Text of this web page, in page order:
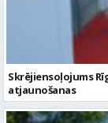
Skrējiensoļojums
atjaunošanas